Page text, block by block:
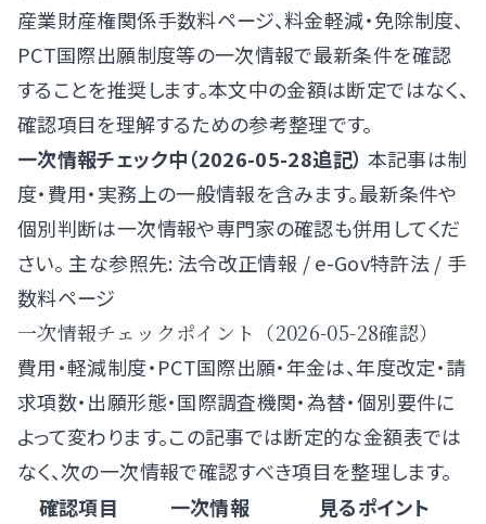
産業財産権関係手数料ページ、料金軽減・免除制度、
PCT国際出願制度等の一次情報で最新条件を確認
することを推奨します。本文中の金額は断定ではなく、
確認項目を理解するための参考整理です。
一次情報チェック中（2026-05-28追記） 本記事は制
度・費用・実務上の一般情報を含みます。最新条件や
個別判断は一次情報や専門家の確認も併用してくだ
さい。 主な参照先: 法令改正情報 /e-Gov特許法/ 手
数料ページ
一次情報チェックポイント（2026-05-28確認）
費用・軽減制度・PCT国際出願・年金は、年度改定・請
求項数・出願形態・国際調査機関・為替・個別要件に
よって変わります。この記事では断定的な金額表では
なく、次の一次情報で確認すべき項目を整理します。
確認項目
一次情報
見るポイント